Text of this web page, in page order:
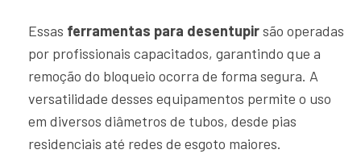
Essas ferramentas para desentupirsão operadas
por profissionais capacitados, garantindo que a
remoção do bloqueio ocorra de forma segura. A
versatilidade desses equipamentos permite o uso
em diversos diâmetros de tubos, desde pias
residenciais até redes de esgoto maiores.